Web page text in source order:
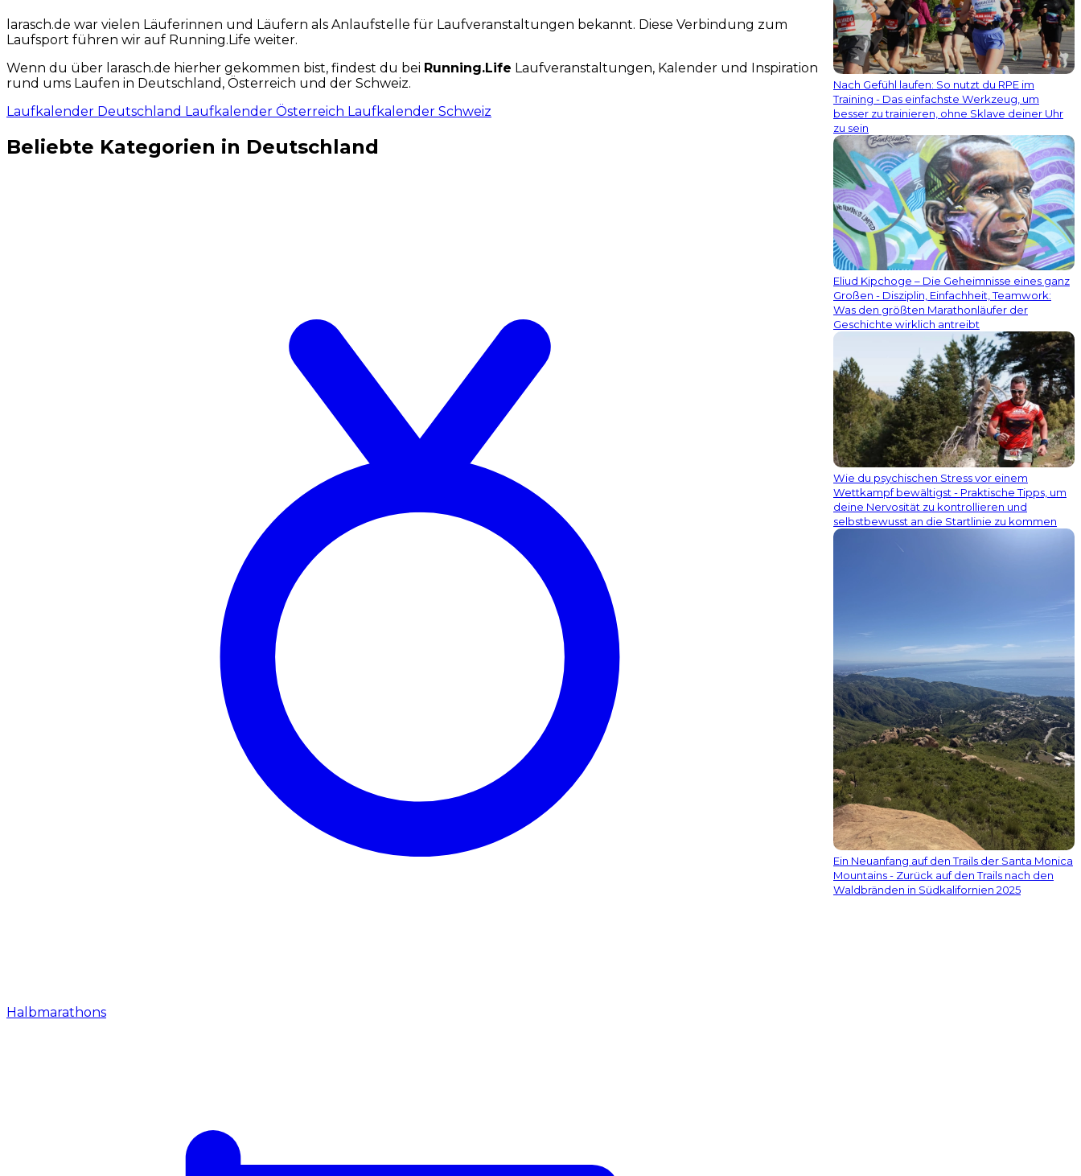
larasch.de war vielen Läuferinnen und Läufern als Anlaufstelle für Laufveranstaltungen bekannt. Diese Verbindung zum
Laufsport führen wir auf Running.Life weiter.
Wenn du über larasch.de hierher gekommen bist, findest du bei Running.Life Laufveranstaltungen, Kalender und Inspiration
rund ums Laufen in Deutschland, Österreich und der Schweiz.
Laufkalender Deutschland Laufkalender Österreich Laufkalender Schweiz
Beliebte Kategorien in Deutschland
Halbmarathons
Nach Gefühl laufen: So nutzt du RPE im
Training - Das einfachste Werkzeug, um
besser zu trainieren, ohne Sklave deiner Uhr
zu sein
Eliud Kipchoge – Die Geheimnisse eines ganz
Großen - Disziplin, Einfachheit, Teamwork:
Was den größten Marathonläufer der
Geschichte wirklich antreibt
Wie du psychischen Stress vor einem
Wettkampf bewältigst - Praktische Tipps, um
deine Nervosität zu kontrollieren und
selbstbewusst an die Startlinie zu kommen
Ein Neuanfang auf den Trails der Santa Monica
Mountains - Zurück auf den Trails nach den
Waldbränden in Südkalifornien 2025